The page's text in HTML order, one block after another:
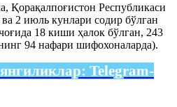
Қорақалпоғистон Республикаси
2 июль кунлари содир бўлган
18 киши ҳалок бўлган, 243
94 нафари шифохоналарда).
Telegram-